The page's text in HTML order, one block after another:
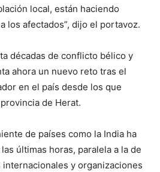
local, están haciendo
los afectados”, dijo el portavoz.
décadas de conflicto bélico y
ahora un nuevo reto tras el
en el país desde los que
de Herat.
de países como la India ha
últimas horas, paralela a la de
y organizaciones